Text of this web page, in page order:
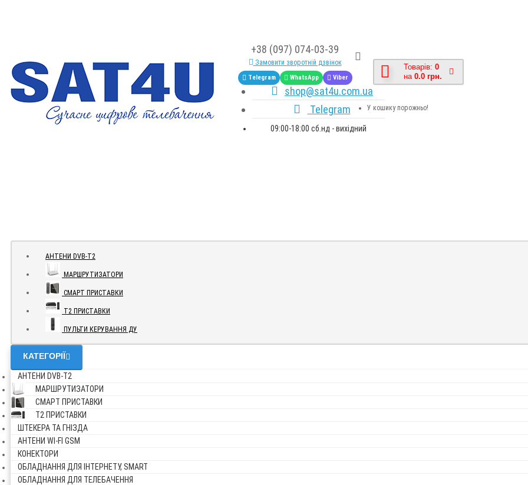
+38 (097) 074-03-39
Замовити зворотній дзвінок
Telegram WhatsApp Viber
shop@sat4u.com.ua
Telegram
09:00-18:00 сб.нд - вихідний
Товарів: 0
на 0.0 грн.
У кошику порожньо!
АНТЕНИ DVB-Т2
МАРШРУТИЗАТОРИ
СМАРТ ПРИСТАВКИ
Т2 ПРИСТАВКИ
ПУЛЬТИ КЕРУВАННЯ ДУ
КАТЕГОРІЇ
АНТЕНИ DVB-Т2
МАРШРУТИЗАТОРИ
СМАРТ ПРИСТАВКИ
Т2 ПРИСТАВКИ
ШТЕКЕРА ТА ГНІЗДА
АНТЕНИ WI-FI GSM
КОНЕКТОРИ
ОБЛАДНАННЯ ДЛЯ ІНТЕРНЕТУ, SMART
ОБЛАДНАННЯ ДЛЯ ТЕЛЕБАЧЕННЯ